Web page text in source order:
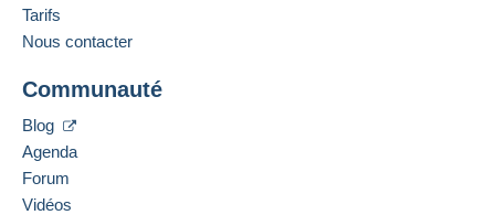
Tarifs
Nous contacter
Communauté
Blog
Agenda
Forum
Vidéos